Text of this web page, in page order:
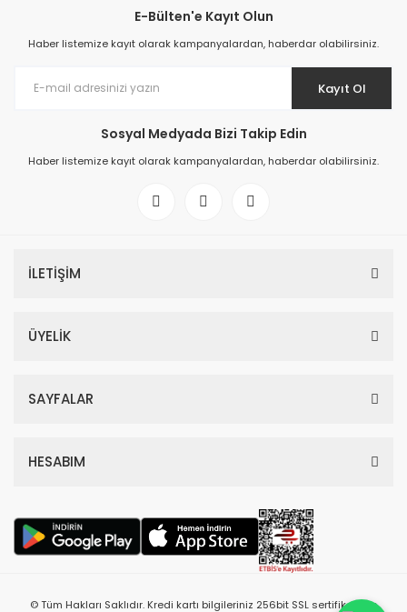
E-Bülten'e Kayıt Olun
Haber listemize kayıt olarak kampanyalardan, haberdar olabilirsiniz.
Kayıt Ol
Sosyal Medyada Bizi Takip Edin
Haber listemize kayıt olarak kampanyalardan, haberdar olabilirsiniz.
İLETİŞİM
ÜYELİK
SAYFALAR
HESABIM
© Tüm Hakları Saklıdır. Kredi kartı bilgileriniz 256bit SSL sertifikası ile